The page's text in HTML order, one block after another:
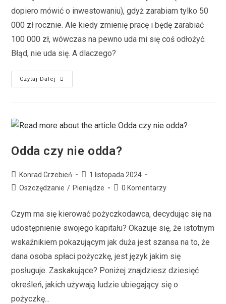
dopiero mówić o inwestowaniu), gdyż zarabiam tylko 50
000 zł rocznie. Ale kiedy zmienię pracę i będę zarabiać
100 000 zł, wówczas na pewno uda mi się coś odłożyć.
Błąd, nie uda się. A dlaczego?
Czytaj Dalej
Odda czy nie odda?
Konrad Grzebień
1 listopada 2024
Oszczędzanie / Pieniądze 0 Komentarzy
Czym ma się kierować pożyczkodawca, decydując się na
udostępnienie swojego kapitału? Okazuje się, że istotnym
wskaźnikiem pokazującym jak duża jest szansa na to, że
dana osoba spłaci pożyczkę, jest język jakim się
posługuje. Zaskakujące? Poniżej znajdziesz dziesięć
określeń, jakich używają ludzie ubiegający się o
pożyczkę...